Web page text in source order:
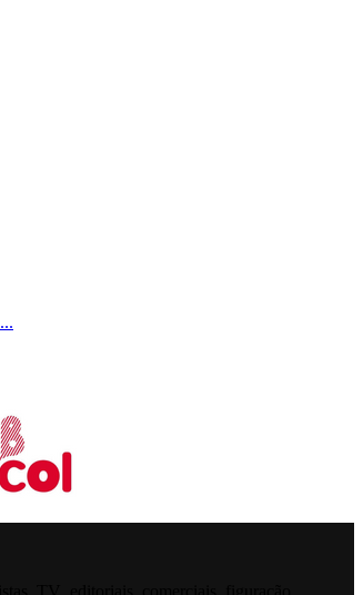
...